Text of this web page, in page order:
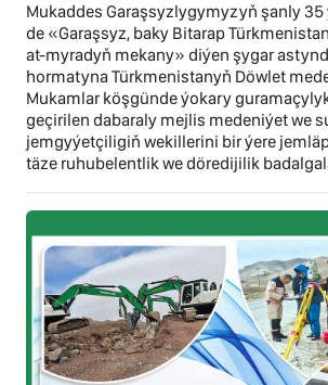
Mukaddes Garaşsyzlygymyzyň şanly
de «Garaşsyz, baky Bitarap
at-myradyň mekany» diýen şygar
hormatyna Türkmenistanyň Döwlet
Mukamlar köşgünde ýokary
geçirilen dabaraly mejlis medeniýet we
jemgyýetçiligiň wekillerini bir ýere
täze ruhubelentlik we döredijilik